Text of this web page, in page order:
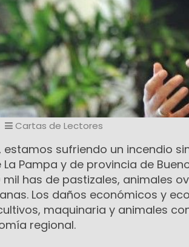
Cartas de Lectores
sufriendo un incendio
La Pampa y de provincia de
has de pastizales, animales
Los daños económicos y
maquinaria y animales
regional.